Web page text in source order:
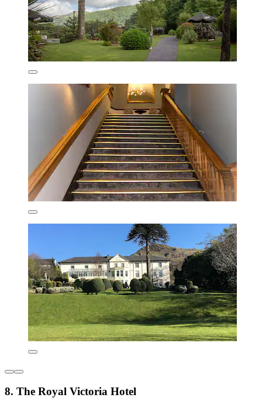
8. The Royal Victoria Hotel